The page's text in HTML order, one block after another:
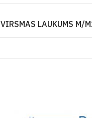
VIRSMAS LAUKUMS M/